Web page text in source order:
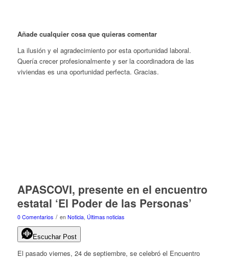
Añade cualquier cosa que quieras comentar
La ilusión y el agradecimiento por esta oportunidad laboral.
Quería crecer profesionalmente y ser la coordinadora de las
viviendas es una oportunidad perfecta. Gracias.
APASCOVI, presente en el encuentro
estatal ‘El Poder de las Personas’
0 Comentarios / en Noticia, Últimas noticias
Escuchar Post
El pasado viernes, 24 de septiembre, se celebró el Encuentro